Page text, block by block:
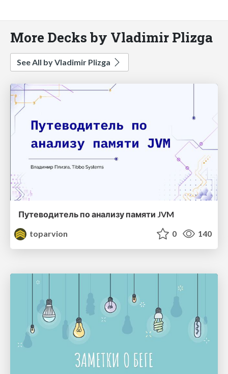
More Decks by Vladimir Plizga
See All by Vladimir Plizga
Путеводитель по анализу памяти JVM
toparvion
0 140